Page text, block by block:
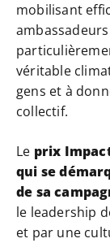
mobilisant
véritable
gens et à
collectif.
Le prix
qui se
de sa
le leadership
et par une